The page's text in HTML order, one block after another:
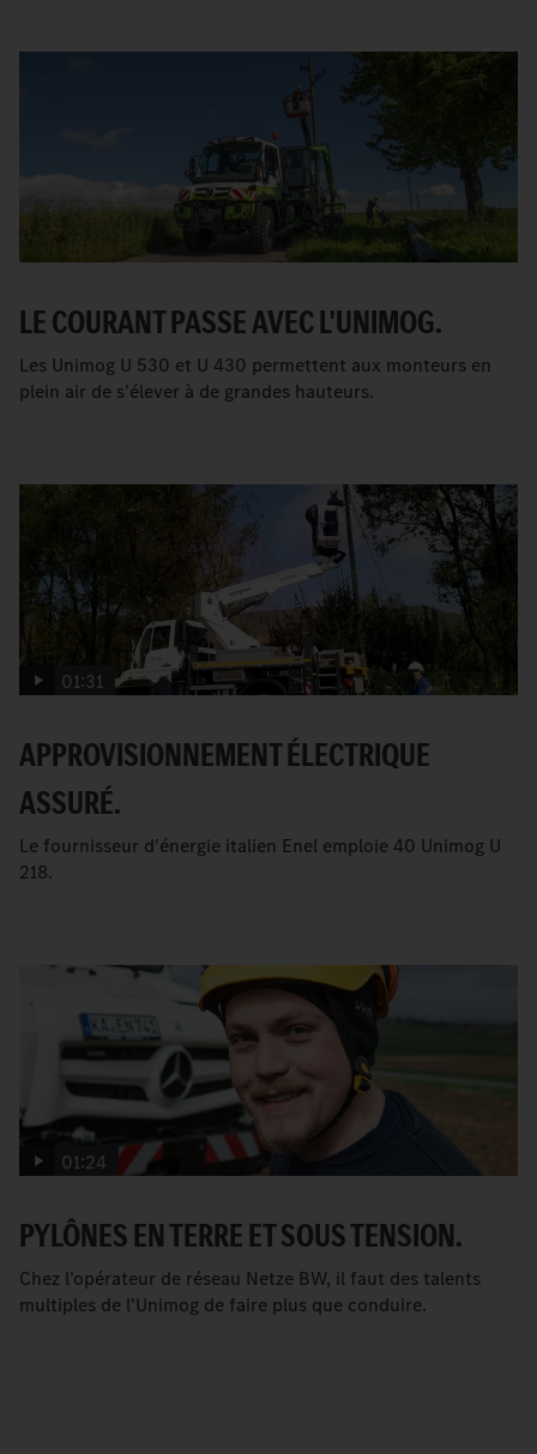
LE COURANT PASSE AVEC L'UNIMOG.
Les Unimog U 530 et U 430 permettent aux monteurs en
plein air de s'élever à de grandes hauteurs.
01:31
APPROVISIONNEMENT ÉLECTRIQUE
ASSURÉ.
Le fournisseur d'énergie italien Enel emploie 40 Unimog U
218.
01:24
PYLÔNES EN TERRE ET SOUS TENSION.
Chez l’opérateur de réseau Netze BW, il faut des talents
multiples de l'Unimog de faire plus que conduire.